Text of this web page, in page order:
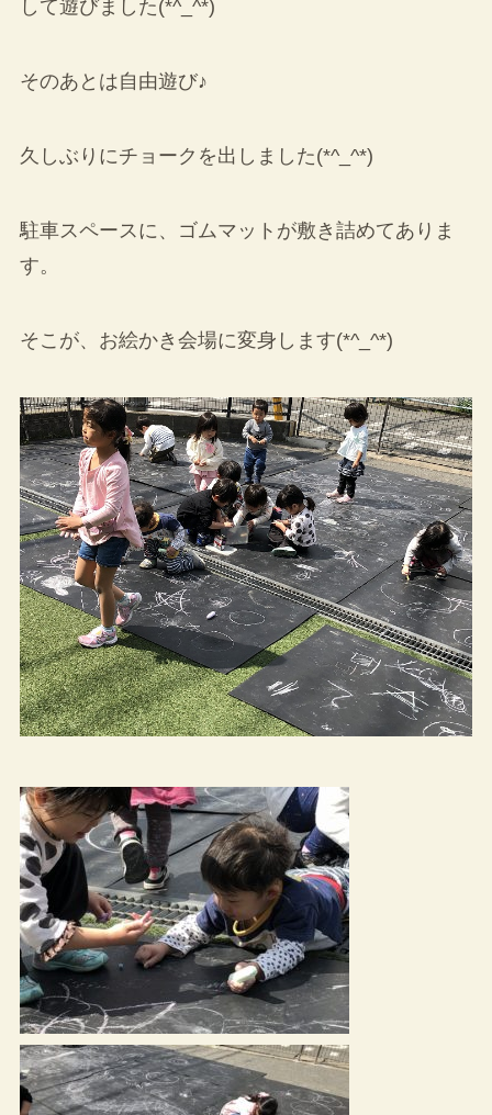
して遊びました(*^_^*)
そのあとは自由遊び♪
久しぶりにチョークを出しました(*^_^*)
駐車スペースに、ゴムマットが敷き詰めてありま
す。
そこが、お絵かき会場に変身します(*^_^*)